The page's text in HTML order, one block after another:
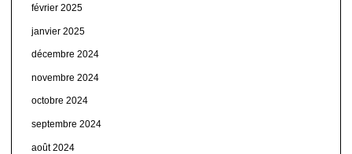
février 2025
janvier 2025
décembre 2024
novembre 2024
octobre 2024
septembre 2024
août 2024